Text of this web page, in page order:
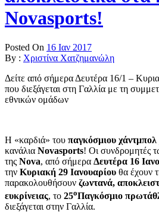
Novasports!
Posted On 16 Ιαν 2017
By : Χριστίνα Χατζημανώλη
Δείτε από σήμερα Δευτέρα 16/1 –
που διεξάγεται στη Γαλλία με τη
εθνικών ομάδων
Η «καρδιά» του παγκόσμιου χάντμπολ
κανάλια Novasports! Οι συνδρομητές
της Nova, από σήμερα Δευτέρα 16
την Κυριακή 29 Ιανουαρίου θα έχουν
παρακολουθήσουν ζωντανά,
ευκρίνειας, το 25οΠαγκόσμιο
διεξάγεται στην Γαλλία.